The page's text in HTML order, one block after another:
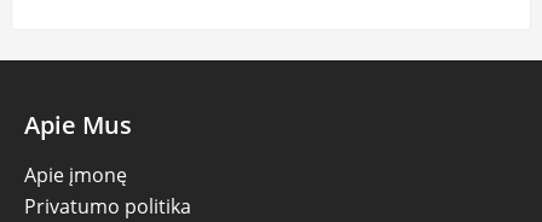
Apie Mus
Apie įmonę
Privatumo politika